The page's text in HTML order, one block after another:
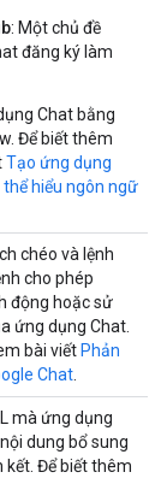
: Một chủ đề
đăng ký làm
Chat bằng
Để biết thêm
Tạo ứng dụng
hiểu ngôn ngữ
chéo và lệnh
cho phép
động hoặc sử
ứng dụng Chat.
bài viết Phản
Chat
mà ứng dụng
dung bổ sung
kết. Để biết thêm